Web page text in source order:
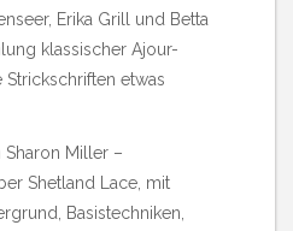
Erika Grill und Betta
klassischer Ajour-
etwas
Miller –
Shetland Lace, mit
Basistechniken,